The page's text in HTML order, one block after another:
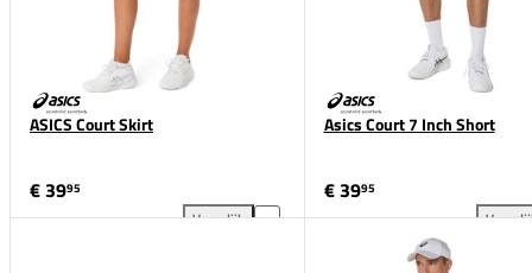
ASICS Court Skirt
€ 3995
Vergelijk
ASICS Court Skirt toevoegen aan vergelijking
Asics Court 7 Inch Short
€ 3995